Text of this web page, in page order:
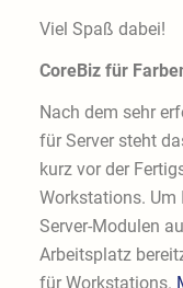
Viel Spaß dabei!
CoreBiz für
Nach dem sehr
für Server steht
kurz vor der
Workstations. Um
Server-Modulen
Arbeitsplatz
für Workstations.